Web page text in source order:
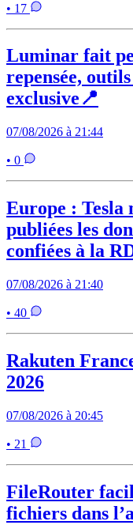
• 17
Luminar fait
repensée,
exclusive📍
07/08/2026 à 21:44
• 0
Europe : Tesla
publiées les
confiées à la
07/08/2026 à 21:40
• 40
Rakuten
2026
07/08/2026 à 20:45
• 21
FileRouter
fichiers dans